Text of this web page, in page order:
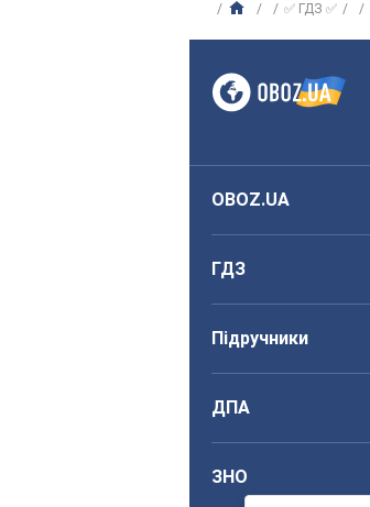
✅ ГДЗ ✅
OBOZ.UA
ГДЗ
Підручники
ДПА
ЗНО